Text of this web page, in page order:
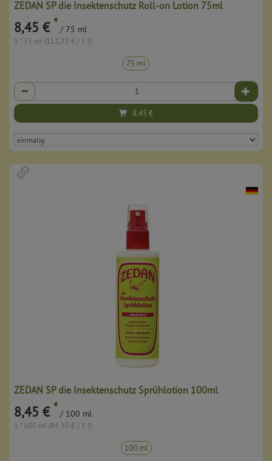
ZEDAN SP die Insektenschutz Roll-on Lotion 75ml
8,45 € * / 75 ml
1 * 75 ml (112,72 € / 1 l)
75 ml
Anzahl
8,45 €
ZEDAN SP die Insektenschutz Sprühlotion 100ml
8,45 € * / 100 ml
1 * 100 ml (84,50 € / 1 l)
100 ml